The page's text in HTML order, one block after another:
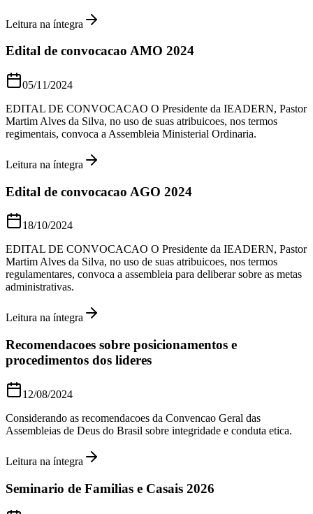
Leitura na íntegra
Edital de convocacao AMO 2024
05/11/2024
EDITAL DE CONVOCACAO O Presidente da IEADERN, Pastor
Martim Alves da Silva, no uso de suas atribuicoes, nos termos
regimentais, convoca a Assembleia Ministerial Ordinaria.
Leitura na íntegra
Edital de convocacao AGO 2024
18/10/2024
EDITAL DE CONVOCACAO O Presidente da IEADERN, Pastor
Martim Alves da Silva, no uso de suas atribuicoes, nos termos
regulamentares, convoca a assembleia para deliberar sobre as metas
administrativas.
Leitura na íntegra
Recomendacoes sobre posicionamentos e
procedimentos dos lideres
12/08/2024
Considerando as recomendacoes da Convencao Geral das
Assembleias de Deus do Brasil sobre integridade e conduta etica.
Leitura na íntegra
Seminario de Familias e Casais 2026